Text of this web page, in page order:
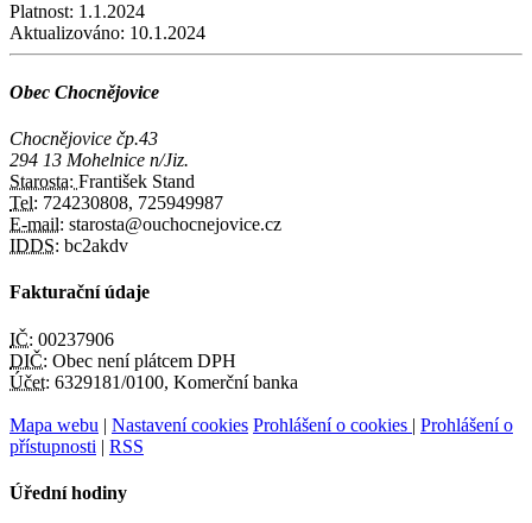
Platnost: 1.1.2024
Aktualizováno: 10.1.2024
Obec Chocnějovice
Chocnějovice čp.43
294 13 Mohelnice n/Jiz.
Starosta: František Stand
Tel: 724230808, 725949987
E-mail: starosta@ouchocnejovice.cz
IDDS: bc2akdv
Fakturační údaje
IČ: 00237906
DIČ: Obec není plátcem DPH
Účet: 6329181/0100, Komerční banka
Mapa webu | Nastavení cookies Prohlášení o cookies | Prohlášení o
přístupnosti | RSS
Úřední hodiny